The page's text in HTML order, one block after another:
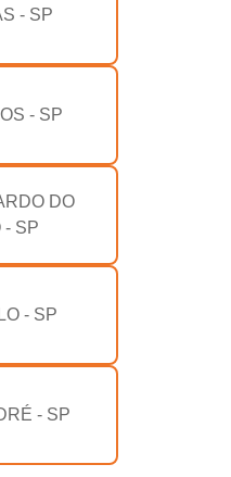
- SP
- SP
DO
- SP
- SP
- SP